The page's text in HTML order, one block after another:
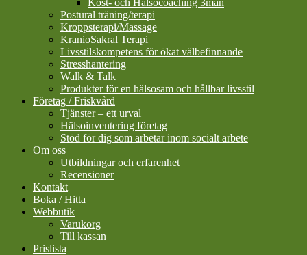
Kost- och Hälsocoaching 3mån
Postural träning/terapi
Kroppsterapi/Massage
KranioSakral Terapi
Livsstilskompetens för ökat välbefinnande
Stresshantering
Walk & Talk
Produkter för en hälsosam och hållbar livsstil
Företag / Friskvård
Tjänster – ett urval
Hälsoinventering företag
Stöd för dig som arbetar inom socialt arbete
Om oss
Utbildningar och erfarenhet
Recensioner
Kontakt
Boka / Hitta
Webbutik
Varukorg
Till kassan
Prislista